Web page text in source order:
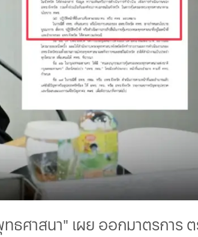
ธศาสนา" เผย ออกมาตรการ